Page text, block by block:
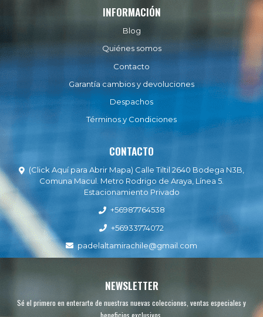
INFORMACIÓN
Blog
Quiénes somos
Contacto
Garantía cambios y devoluciones
Despachos
Términos y Condiciones
CONTACTO
(Click Aquí para Abrir Mapa) Calle Tiltil 2640 Bodega N3B,
Comuna Macul. Metro Rodrigo de Araya, Línea 5.
Estacionamiento Privado
+56987764538
+56933774072
padelaltamirachile@gmail.com
NEWSLETTER
Sé el primero en enterarte de nuestras nuevas colecciones, ventas especiales y